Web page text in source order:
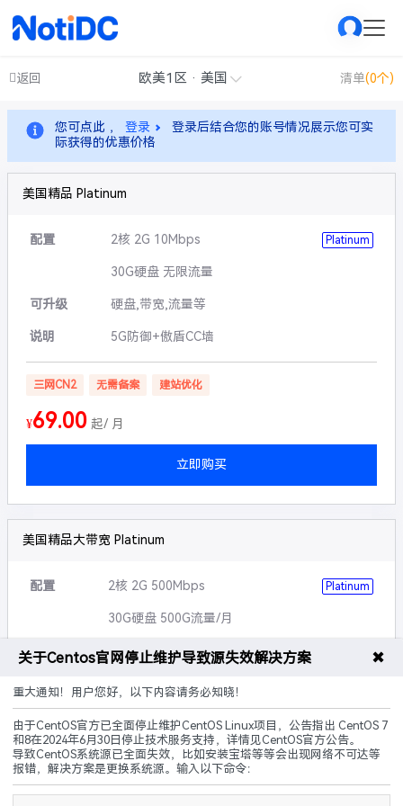
返回 欧美1区 · 美国 清单(0个)
您可点此 ， 登录
登录后结合您的账号情况展示您可实
际获得的优惠价格
美国精品 Platinum
配置 2核 2G 10Mbps Platinum
30G硬盘 无限流量
可升级 硬盘,带宽,流量等
说明 5G防御+傲盾CC墙
三网CN2 无需备案 建站优化
¥69.00 起/ 月
立即购买
美国精品大带宽 Platinum
配置 2核 2G 500Mbps Platinum
30G硬盘 500G流量/月
可升级 硬盘,带宽,流量等
说明 5G防御+傲盾CC墙
三网CN2 无需备案 建站优化
¥69.00 起/ 月
关于Centos官网停止维护导致源失效解决方案 ✖
重大通知！用户您好，以下内容请务必知晓！
由于CentOS官方已全面停止维护CentOS Linux项目，公告指出 CentOS 7
和8在2024年6月30日停止技术服务支持，详情见CentOS官方公告。
导致CentOS系统源已全面失效，比如安装宝塔等等会出现网络不可达等
报错，解决方案是更换系统源。输入以下命令：